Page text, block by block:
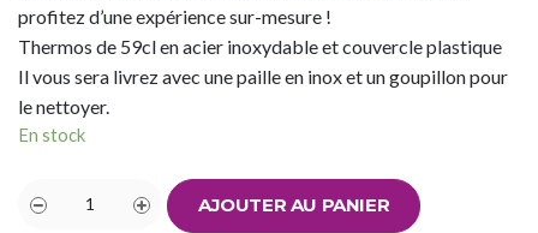
profitez d’une expérience sur-mesure !
Thermos de 59cl en acier inoxydable et couvercle plastique
Il vous sera livrez avec une paille en inox et un goupillon pour
le nettoyer.
En stock
AJOUTER AU PANIER